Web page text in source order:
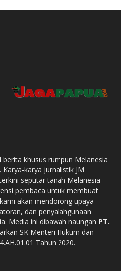
berita khusus rumpun Melanesia
karya jurnalistik JM
seputar tanah Melanesia
pembaca untuk membuat
akan mendorong upaya
dan penyalahgunaan
Media ini dibawah naungan PT.
SK Menteri Hukum dan
Tahun 2020.